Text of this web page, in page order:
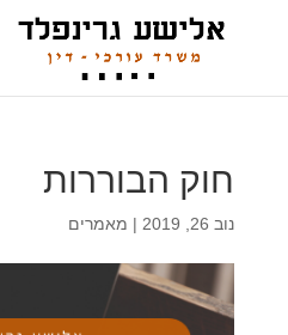
חוק הבוררות
נוב 26, 2019 | מאמרים